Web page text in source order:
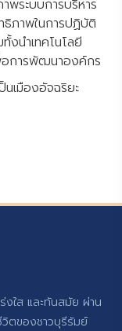
ารบริหาร
ธิภาพในการปฏิบัติ
งนำเทคโนโลยี
พื่อการพัฒนาองค์กร
อัจฉริยะ
งใส และทันสมัย ผ่าน
ตของชาวบุรีรัมย์